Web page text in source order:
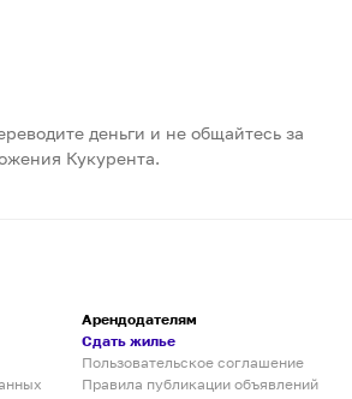
деньги и не общайтесь за
Кукурента.
Арендодателям
Сдать жилье
Пользовательское соглашение
Правила публикации объявлений